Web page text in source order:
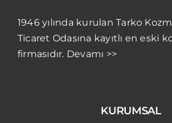
1946 yılında kurulan Tarko
Ticaret Odasına kayıtlı en eski
firmasıdır. Devamı >>
KURUMSAL